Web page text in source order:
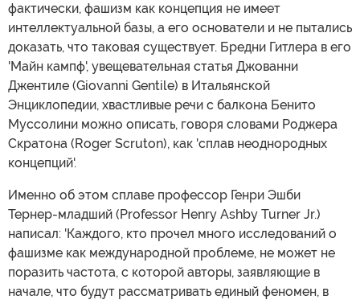
фактически, фашизм как концепция не имеет
интеллектуальной базы, а его основатели и не пытались
доказать, что таковая существует. Бредни Гитлера в его
'Майн кампф', увещевательная статья Джованни
Джентиле (Giovanni Gentile) в Итальянской
Энциклопедии, хвастливые речи с балкона Бенито
Муссолини можно описать, говоря словами Роджера
Скратона (Roger Scruton), как 'сплав неоднородных
концепций'.
Именно об этом сплаве профессор Генри Эшби
Тернер-младший (Professor Henry Ashby Turner Jr.)
написал: 'Каждого, кто прочел много исследований о
фашизме как международной проблеме, не может не
поразить частота, с которой авторы, заявляющие в
начале, что будут рассматривать единый феномен, в